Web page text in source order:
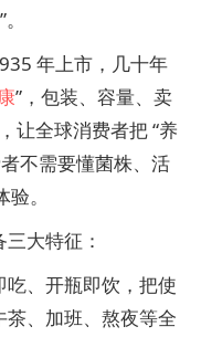
年上市，几十年
”，包装、容量、卖
全球消费者把 “养
不需要懂菌株、活
。
大特征：
、开瓶即饮，把使
、加班、熬夜等全